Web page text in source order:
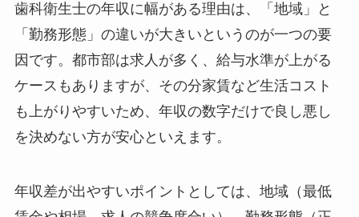
歯科衛生士の年収に幅がある理由は、「地域」と
「勤務形態」の違いが大きいというのが一つの要
因です。都市部は求人が多く、給与水準が上がる
ケースもありますが、その分家賃など生活コスト
も上がりやすいため、年収の数字だけで良し悪し
を決めない方が安心といえます。
年収差が出やすいポイントとしては、地域（最低